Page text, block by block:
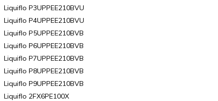
Liquiflo P3UPPEE210BVU
Liquiflo P4UPPEE210BVU
Liquiflo P5UPPEE210BVB
Liquiflo P6UPPEE210BVB
Liquiflo P7UPPEE210BVB
Liquiflo P8UPPEE210BVB
Liquiflo P9UPPEE210BVB
Liquiflo 2FX6PE100X